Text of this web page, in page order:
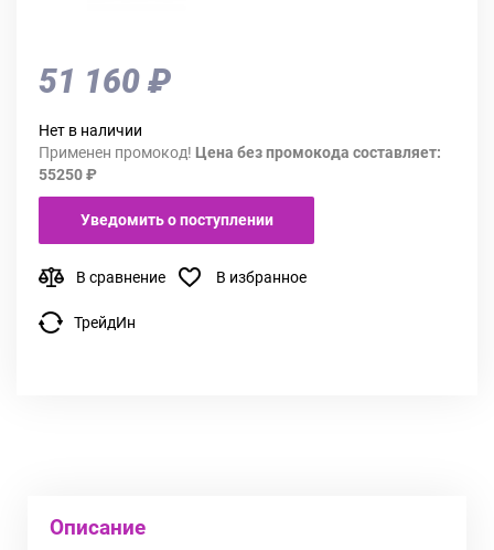
51 160 ₽
Нет в наличии
Применен промокод! Цена без промокода составляет:
55250 ₽
Уведомить о поступлении
В сравнение В избранное
ТрейдИн
Описание